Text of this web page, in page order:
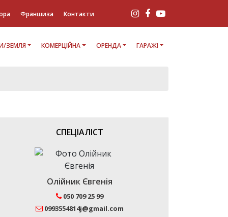
Франшиза Контакти
ЗЕМЛЯ КОМЕРЦІЙНА ОРЕНДА ГАРАЖІ
СПЕЦІАЛІСТ
Олійник Євгенія
050 709 25 99
0993554814j@gmail.com